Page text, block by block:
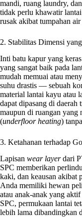
mandi, ruang laundry,
tidak perlu khawatir
rusak akibat tumpahan
2. Stabilitas Dimensi
Inti batu kapur yang
yang sangat baik pada
mudah memuai atau
suhu drastis — sebuah
material lantai kayu atau
dapat dipasang di daerah
maupun di ruangan yang
(underfloor heating)
3. Ketahanan terhadap
Lapisan wear layerdari
SPC memberikan
kaki, dan keausan akibat
Anda memiliki hewan
atau anak-anak yang
SPC, permukaan lantai
lebih lama dibandingkan